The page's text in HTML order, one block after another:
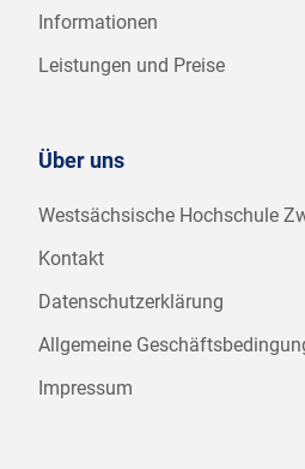
Informationen
Leistungen und Preise
Über uns
Westsächsische Hochschule
Kontakt
Datenschutzerklärung
Allgemeine
Impressum